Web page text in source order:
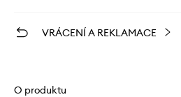
VRÁCENÍ A REKLAMACE
O produktu